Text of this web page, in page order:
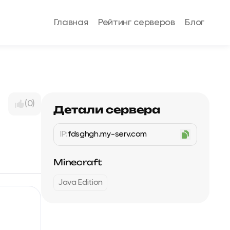
Главная Рейтинг серверов Блог
(0) Детали сервера
IP:fdsghgh.my-serv.com
Minecraft
Java Edition